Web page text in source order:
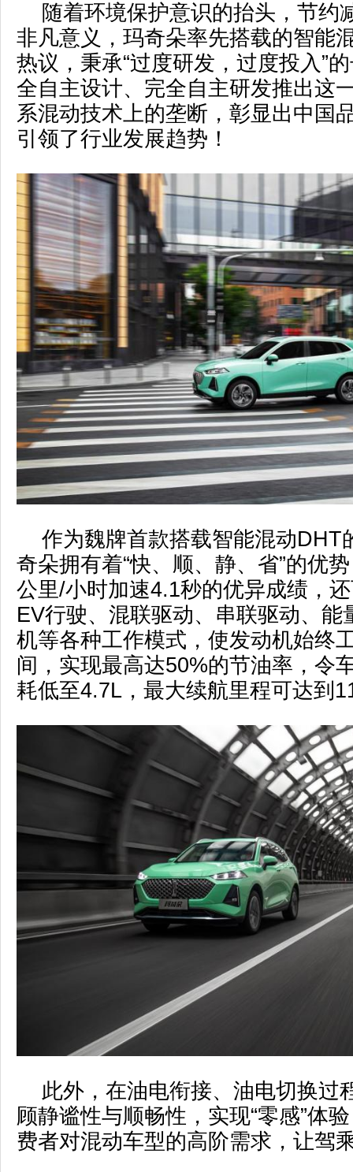
随着环境保护意识的抬头，节约
非凡意义，玛奇朵率先搭载的智能
热议，秉承“过度研发，过度投入”
全自主设计、完全自主研发推出这
系混动技术上的垄断，彰显出中国
引领了行业发展趋势！
作为魏牌首款搭载智能混动DHT
奇朵拥有着“快、顺、静、省”的优
公里/小时加速4.1秒的优异成绩，
EV行驶、混联驱动、串联驱动、能
机等各种工作模式，使发动机始终
间，实现最高达50%的节油率，令
耗低至4.7L，最大续航里程可达到
此外，在油电衔接、油电切换过
顾静谧性与顺畅性，实现“零感”体
费者对混动车型的高阶需求，让驾